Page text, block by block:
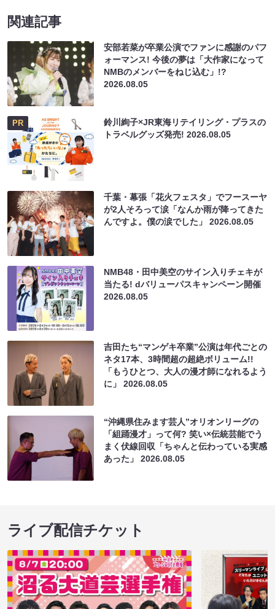
関連記事
安部若菜が卒業公演でファンに感謝のパフ
ォーマンス! 今後の夢は「大作家になって
NMBのメンバーをねじ込む」!?
2026.08.05
PR
鈴川絢子×JR東海リテイリング・プラスの
トラベルグッズ発売!2026.08.05
千葉・幕張「花火フェスタ」でフースーヤ
が2人そろって涙「なんか雨が降ってきた
んですよ。僕の涙でした」2026.08.05
NMB48・田中美空のサイン入りチェキが
当たる! dバリューパスキャンペーン開催
2026.08.05
吉田たち“マンゲキ卒業”公演は年代ごとの
ネタ17本、3時間超の超絶ボリューム!!
「もうひとつ、大人の漫才師になれるよう
に」2026.08.05
“沖縄県住みます芸人”オリオンリーグの
「組踊漫才」って何? 笑い×伝統芸能でう
まく伏線回収「ちゃんと伝わっている実感
あった」2026.08.05
ライブ配信チケット